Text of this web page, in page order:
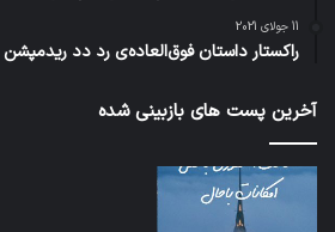
11 جولای 2021
راکستار داستان فوق‌العاده‌ی رد دد ریدمپشن
آخرین پست های بازبینی شده